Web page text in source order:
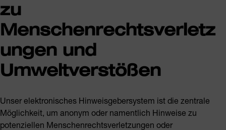
zu
Menschenrechtsverletz
ungen und
Umweltverstößen
Unser elektronisches Hinweisgebersystem ist die zentrale
Möglichkeit, um anonym oder namentlich Hinweise zu
potenziellen Menschenrechtsverletzungen oder